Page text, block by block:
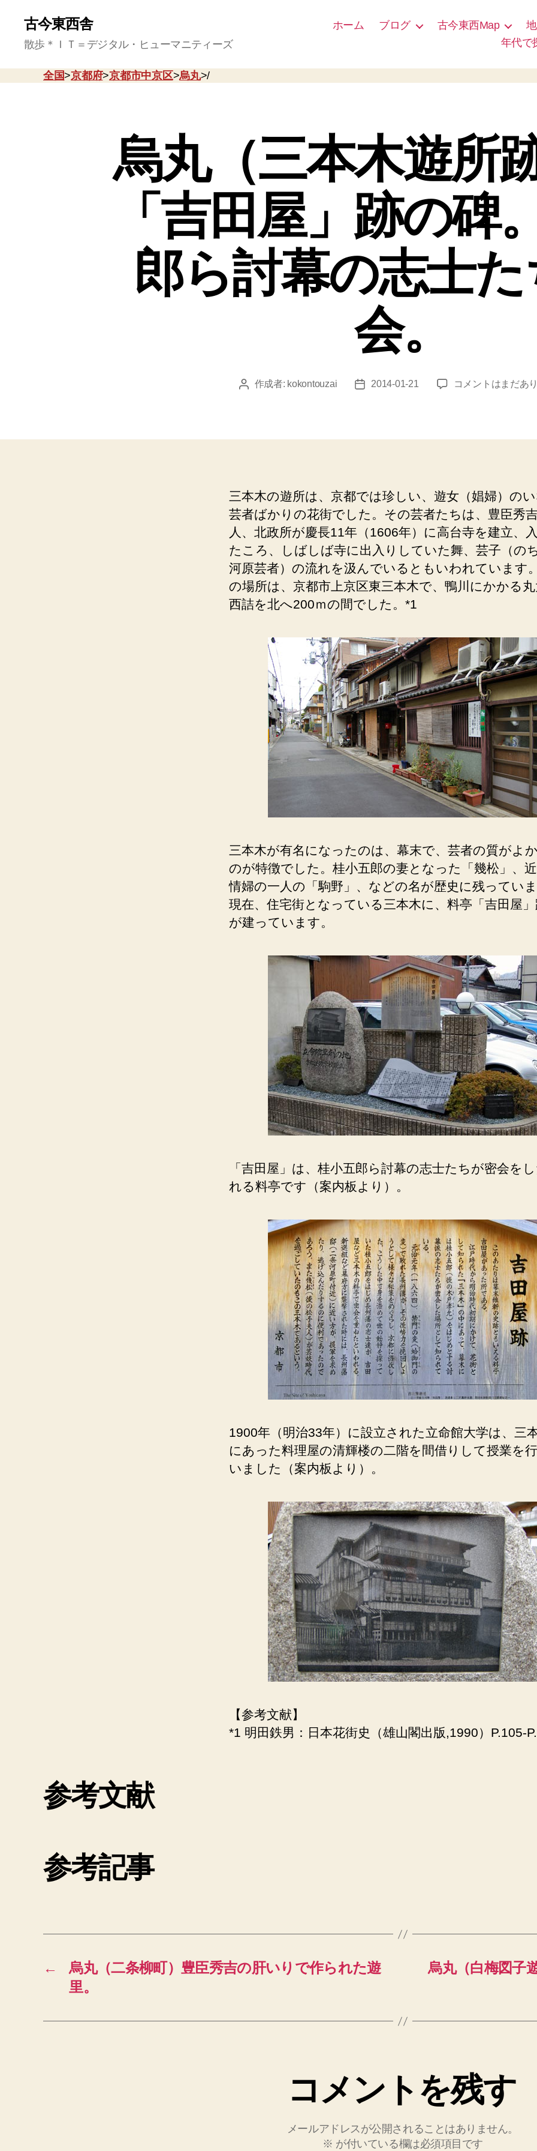
古今東西舎
散歩＊ＩＴ＝デジタル・ヒューマニティーズ
ホーム ブログ 古今東西Map
年代で
全国>京都府>京都市中京区>烏丸>/
烏丸（三本木遊所
「吉田屋」跡の碑
郎ら討幕の志士
会。
投 作成者: kokontouzai
投
2014-01-21
烏
木
料
亭
「吉
田
屋」
跡
の
五
郎
ら
討
幕
の
士
た
ち
が
密
会。
の
コメントはまだあ
三本木の遊所は、京都では珍しい、遊女（娼婦）の
芸者ばかりの花街でした。その芸者たちは、豊臣秀
人、北政所が慶長11年（1606年）に高台寺を建立、
たころ、しばしば寺に出入りしていた舞、芸子（の
河原芸者）の流れを汲んでいるともいわれています
の場所は、京都市上京区東三本木で、鴨川にかかる
西詰を北へ200ｍの間でした。*1
三本木が有名になったのは、幕末で、芸者の質がよ
のが特徴でした。桂小五郎の妻となった「幾松」、
情婦の一人の「駒野」、などの名が歴史に残ってい
現在、住宅街となっている三本木に、料亭「吉田屋
が建っています。
「吉田屋」は、桂小五郎ら討幕の志士たちが密会を
れる料亭です（案内板より）。
1900年（明治33年）に設立された立命館大学は、三
にあった料理屋の清輝楼の二階を間借りして授業を
いました（案内板より）。
【参考文献】
*1 明田鉄男：日本花街史（雄山閣出版,1990）P.105-
参考文献
参考記事
←
烏丸（二条柳町）豊臣秀吉の肝いりで作られた遊
里。
烏丸（白梅図子
コメントを残す
メールアドレスが公開されることはありません。
※ が付いている欄は必須項目です